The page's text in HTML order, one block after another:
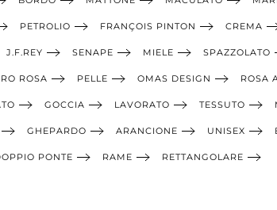
PETROLIO FRANÇOIS PINTON CREMA
J.F.REY SENAPE MIELE SPAZZOLATO
ROSA PELLE OMAS DESIGN ROSA
GOCCIA LAVORATO TESSUTO
GHEPARDO ARANCIONE UNISEX
PONTE RAME RETTANGOLARE